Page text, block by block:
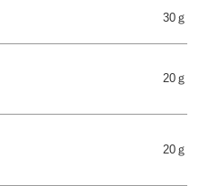
30ｇ
20ｇ
20ｇ